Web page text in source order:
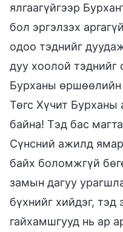
ялгаагүйгээр
бол эргэлзэх
одоо тэднийг
дуу хоолой тэднийг
Бурханы
Төгс Хүчит Бурханы
байна! Тэд бас
Сүнсний ажилд ямар
байх боломжгүй
замын дагуу
бүхнийг хийдэг, тэд
гайхамшгууд нь ар